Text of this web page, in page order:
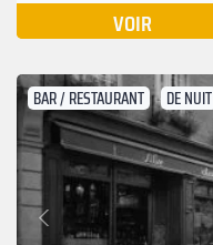
VOIR
BAR / RESTAURANT DE NUIT
Précédent